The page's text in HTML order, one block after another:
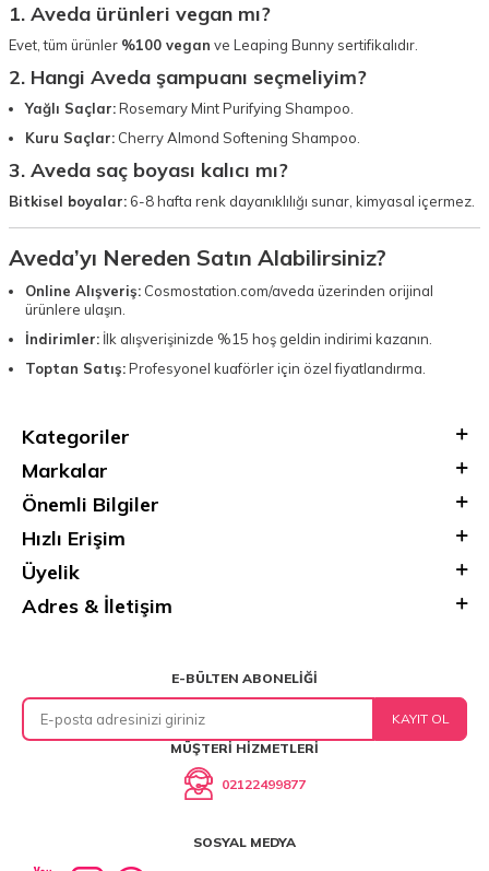
1. Aveda ürünleri vegan mı?
Evet, tüm ürünler %100 vegan ve Leaping Bunny sertifikalıdır.
2. Hangi Aveda şampuanı seçmeliyim?
Yağlı Saçlar:Rosemary Mint Purifying Shampoo.
Kuru Saçlar: Cherry Almond Softening Shampoo.
3. Aveda saç boyası kalıcı mı?
Bitkisel boyalar: 6-8 hafta renk dayanıklılığı sunar, kimyasal içermez.
Aveda’yı Nereden Satın Alabilirsiniz?
Online Alışveriş: Cosmostation.com/aveda üzerinden orijinal
ürünlere ulaşın.
İndirimler: İlk alışverişinizde %15 hoş geldin indirimi kazanın.
Toptan Satış:Profesyonel kuaförler için özel fiyatlandırma.
Kategoriler
Markalar
Önemli Bilgiler
Hızlı Erişim
Üyelik
Adres & İletişim
E-BÜLTEN ABONELIĞI
KAYIT OL
MÜŞTERI HIZMETLERI
02122499877
SOSYAL MEDYA